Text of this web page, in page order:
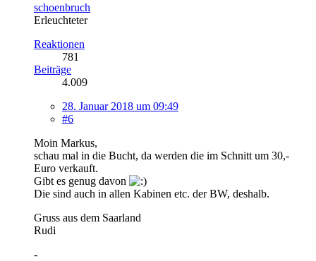
schoenbruch
Erleuchteter
Reaktionen
781
Beiträge
4.009
28. Januar 2018 um 09:49
#6
Moin Markus,
schau mal in die Bucht, da werden die im Schnitt um 30,-
Euro verkauft.
Gibt es genug davon
Die sind auch in allen Kabinen etc. der BW, deshalb.
Gruss aus dem Saarland
Rudi
-